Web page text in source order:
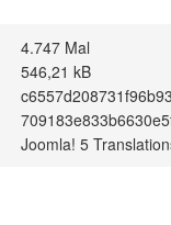
4.747 Mal
546,21 kB
Joomla! 5